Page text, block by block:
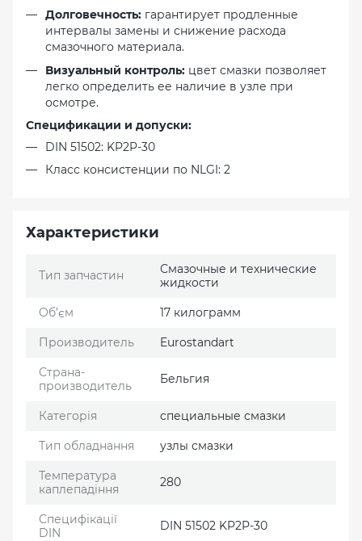
Долговечность: гарантирует продленные
интервалы замены и снижение расхода
смазочного материала.
Визуальный контроль: цвет смазки позволяет
легко определить ее наличие в узле при
осмотре.
Спецификации и допуски:
DIN 51502: KP2P-30
Класс консистенции по NLGI: 2
Характеристики
Тип запчастин
Смазочные и технические
жидкости
Об’єм 17 килограмм
Производитель Eurostandart
Страна-
производитель
Бельгия
Категорія специальные смазки
Тип обладнання узлы смазки
Температура
каплепадіння
280
Специфікації
DIN
DIN 51502 KP2P-30